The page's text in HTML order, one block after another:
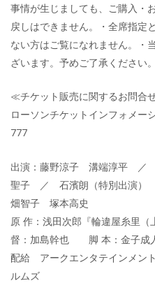
事情が生じましても、ご購入・
戻しはできません。・全席指定
ない方はご覧になれません。・
ざいます。予めご了承ください。
≪チケット販売に関するお問合
ローソンチケットインフォメー
777
出演：藤野涼子 溝端淳平
聖子 ／ 石濱朗（特別出演
畑智子 塚本高史
原 作：浅田次郎『輪違屋糸里
督：加島幹也 脚 本：金子成
配給 アークエンタテインメン
ルムズ